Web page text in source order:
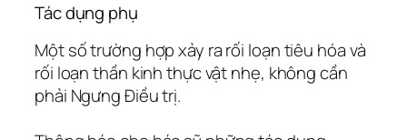
Tác dụng phụ
Một số trường hợp xảy ra rối loạn tiêu hóa và
rối loạn thần kinh thực vật nhẹ, không cần
phải Ngưng Điều trị.